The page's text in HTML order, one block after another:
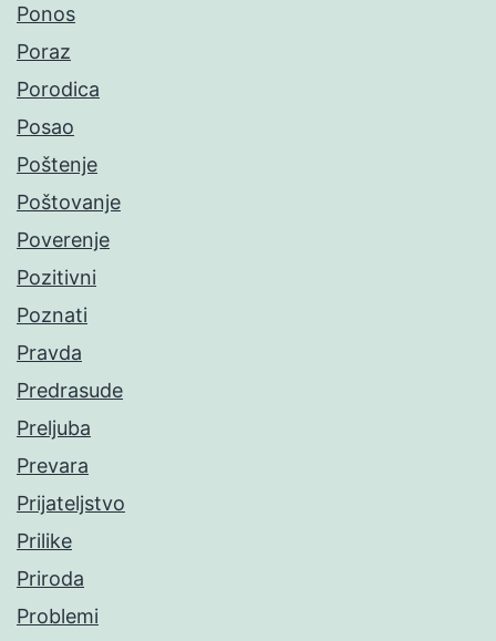
Ponos
Poraz
Porodica
Posao
Poštenje
Poštovanje
Poverenje
Pozitivni
Poznati
Pravda
Predrasude
Preljuba
Prevara
Prijateljstvo
Prilike
Priroda
Problemi